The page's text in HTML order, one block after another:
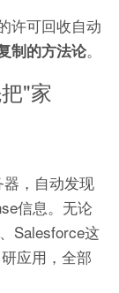
许可回收自动
制的方法论。
"家
，自动发现
信息。无论
Salesforce这
应用，全部